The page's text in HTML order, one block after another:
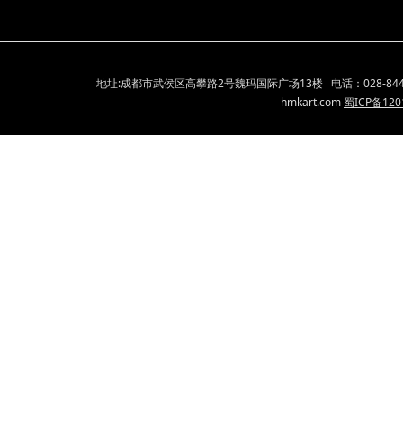
地址:成都市武侯区高攀路2号魏玛国际广场13楼 电话：
hmkart.com蜀ICP备